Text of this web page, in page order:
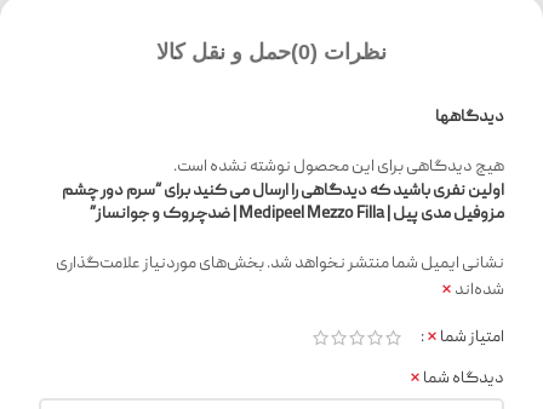
نظرات (0) حمل و نقل کالا
دیدگاهها
هیچ دیدگاهی برای این محصول نوشته نشده است.
اولین نفری باشید که دیدگاهی را ارسال می کنید برای “سرم دور چشم
مزوفیل مدی پیل | Medipeel Mezzo Filla | ضدچروک و جوانساز”
نشانی ایمیل شما منتشر نخواهد شد.بخش‌های موردنیاز علامت‌گذاری
شده‌اند *
امتیاز شما *
دیدگاه شما *